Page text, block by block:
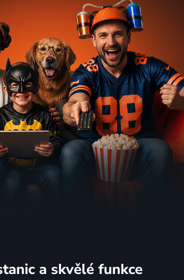
a skvělé funkce